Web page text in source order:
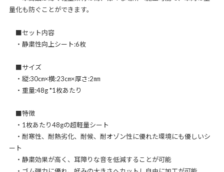
量化も防ぐことができます。
■セット内容
・静粛性向上シート:6枚
■サイズ
・縦:30㎝×横:23㎝×厚さ:2㎜
・重量:48g *1枚あたり
■特徴
・1枚あたり48gの超軽量シート
・耐寒性、耐熱劣化、耐候、耐オゾン性に優れた環境にも優しいシ
ート
・静粛効果が高く、耳障りな音を低減することが可能